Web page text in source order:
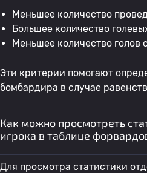
41 Mauricio De Carvalho
43 Matias Perez
44 Amin Cristaldo
Серхио Андрес
Меньшее количество
Большее количество
Меньшее количество голов
Эти критерии помогают
бомбардира в случае
Как можно просмотреть
игрока в таблице
Для просмотра статистики